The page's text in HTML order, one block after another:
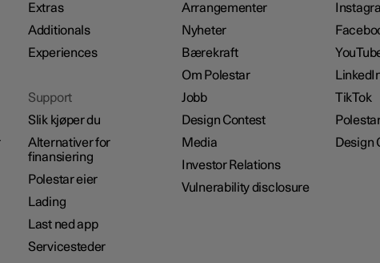
Extras
Additionals
Experiences
Support
Slik kjøper du
Alternativer for
finansiering
Polestar eier
Lading
Last ned app
Servicesteder
Arrangementer
Nyheter
Bærekraft
Om Polestar
Jobb
Design Contest
Media
Investor Relations
Vulnerability disclosure
TikTok
Design